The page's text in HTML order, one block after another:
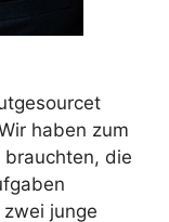
haben zum
die
junge